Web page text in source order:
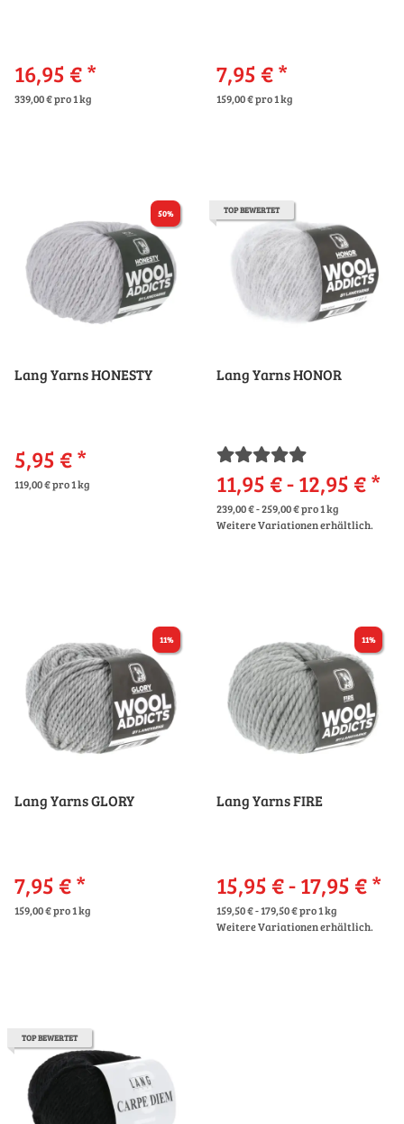
16,95 €*
339,00 € pro 1 kg
7,95 €*
159,00 € pro 1 kg
50%
Lang Yarns HONESTY
5,95 €*
119,00 € pro 1 kg
TOP BEWERTET
Lang Yarns HONOR
11,95 € -12,95 €*
239,00 € - 259,00 € pro 1 kg
Weitere Variationen erhältlich.
11%
Lang Yarns GLORY
7,95 €*
159,00 € pro 1 kg
11%
Lang Yarns FIRE
15,95 € -17,95 €*
159,50 € - 179,50 € pro 1 kg
Weitere Variationen erhältlich.
TOP BEWERTET